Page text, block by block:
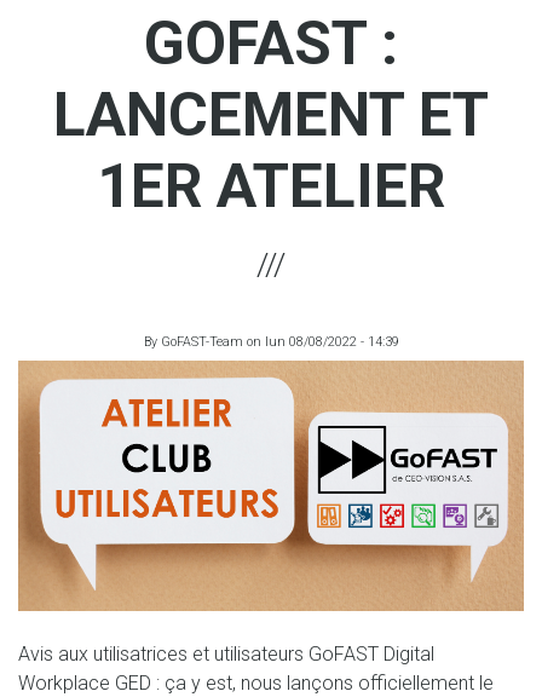
GOFAST :
LANCEMENT ET
1ER ATELIER
By GoFAST-Team on lun 08/08/2022 - 14:39
Avis aux utilisatrices et utilisateurs GoFAST Digital
Workplace GED : ça y est, nous lançons officiellement le